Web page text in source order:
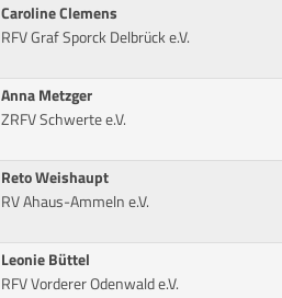
Caroline Clemens
RFV Graf Sporck Delbrück e.V.
Anna Metzger
ZRFV Schwerte e.V.
Reto Weishaupt
RV Ahaus-Ammeln e.V.
Leonie Büttel
RFV Vorderer Odenwald e.V.